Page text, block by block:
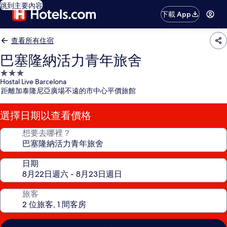
跳到主要內容
下載 App
查看所有住宿
巴塞隆納活力青年旅舍
3.0
星
級
住
宿
Hostal Live Barcelona
距離加泰隆尼亞廣場不遠的市中心平價旅館
選擇日期以查看價格
想要去哪裡？
日期
旅客